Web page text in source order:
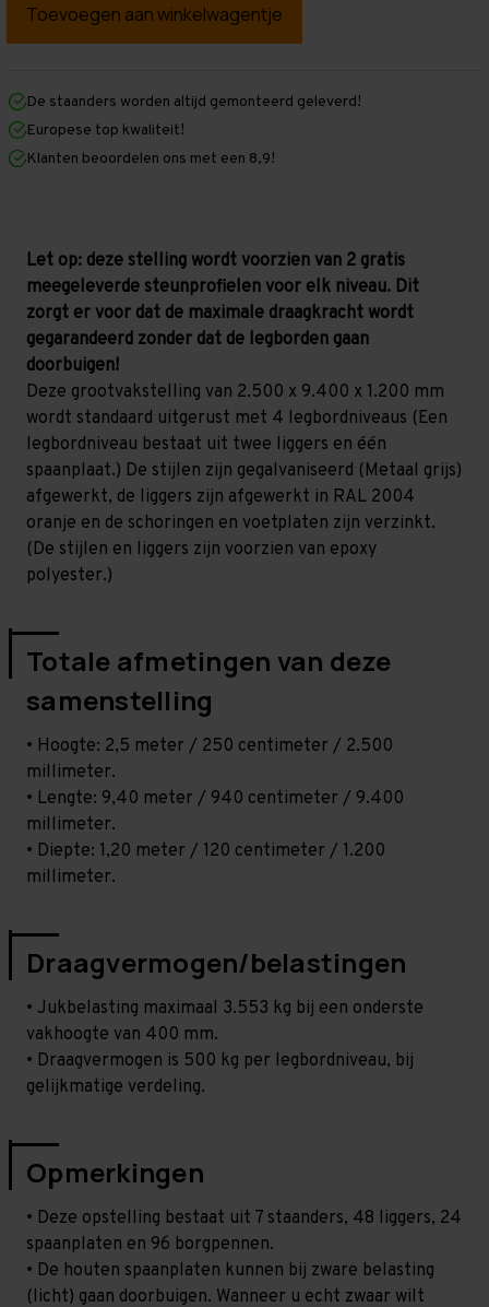
Grootvakstelling
mm
mm
x
1.200
mm
Grootvakstelling
mm
mm
1.200
mm
De staanders worden altijd gemonteerd geleverd!
Europese top kwaliteit!
Klanten beoordelen ons met een 8,9!
Let op: deze stelling wordt voorzien van 2 gratis
meegeleverde steunprofielen voor elk niveau. Dit
zorgt er voor dat de maximale draagkracht wordt
gegarandeerd zonder dat de legborden gaan
doorbuigen!
Deze grootvakstelling van 2.500 x 9.400 x 1.200 mm
wordt standaard uitgerust met 4 legbordniveaus (Een
legbordniveau bestaat uit twee liggers en één
spaanplaat.) De stijlen zijn gegalvaniseerd (Metaal grijs)
afgewerkt, de liggers zijn afgewerkt in RAL 2004
oranje en de schoringen en voetplaten zijn verzinkt.
(De stijlen en liggers zijn voorzien van epoxy
polyester.)
Totale afmetingen van deze
samenstelling
• Hoogte: 2,5 meter / 250 centimeter / 2.500
millimeter.
• Lengte: 9,40 meter / 940 centimeter / 9.400
millimeter.
• Diepte: 1,20 meter / 120 centimeter / 1.200
millimeter.
Draagvermogen/belastingen
• Jukbelasting maximaal 3.553 kg bij een onderste
vakhoogte van 400 mm.
• Draagvermogen is 500 kg per legbordniveau, bij
gelijkmatige verdeling.
Opmerkingen
• Deze opstelling bestaat uit 7 staanders, 48 liggers, 24
spaanplaten en 96 borgpennen.
• De houten spaanplaten kunnen bij zware belasting
(licht) gaan doorbuigen. Wanneer u echt zwaar wilt